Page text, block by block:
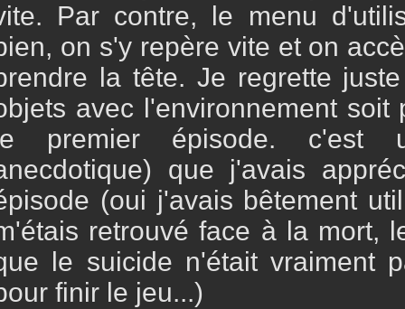
Par contre, le menu
on s'y repère vite et on
la tête. Je regrette
avec l'environnement soit
premier épisode. c'est
que j'avais
(oui j'avais bêtement
retrouvé face à la mort,
le suicide n'était vraiment
finir le jeu...)